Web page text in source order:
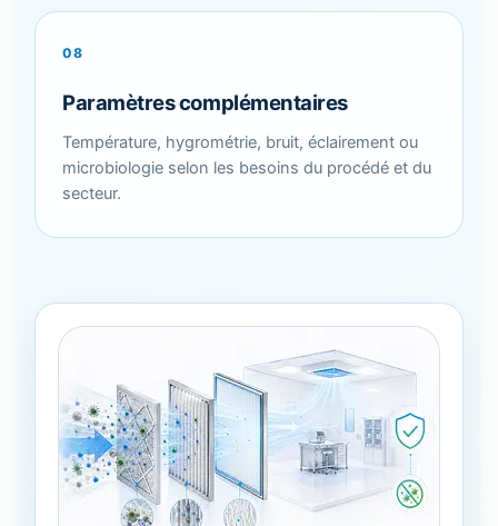
08
Paramètres complémentaires
Température, hygrométrie, bruit, éclairement ou
microbiologie selon les besoins du procédé et du
secteur.